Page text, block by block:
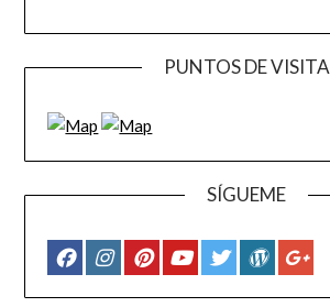
PUNTOS DE VISITA
SÍGUEME